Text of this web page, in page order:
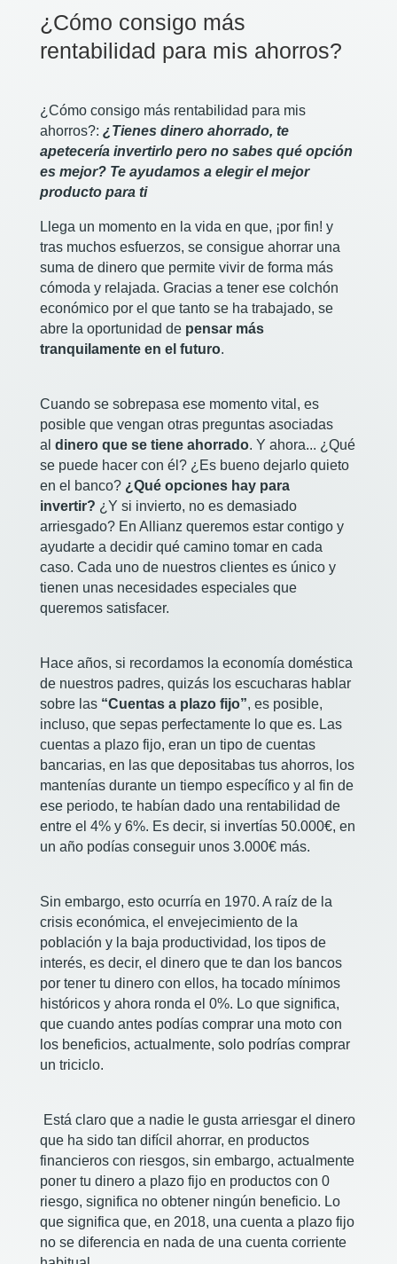
¿Cómo consigo más
rentabilidad para mis ahorros?
¿Cómo consigo más rentabilidad para mis
ahorros?: ¿Tienes dinero ahorrado, te
apetecería invertirlo pero no sabes qué opción
es mejor? Te ayudamos a elegir el mejor
producto para ti
Llega un momento en la vida en que, ¡por fin! y
tras muchos esfuerzos, se consigue ahorrar una
suma de dinero que permite vivir de forma más
cómoda y relajada. Gracias a tener ese colchón
económico por el que tanto se ha trabajado, se
abre la oportunidad de pensar más
tranquilamente en el futuro.
Cuando se sobrepasa ese momento vital, es
posible que vengan otras preguntas asociadas
al dinero que se tiene ahorrado. Y ahora... ¿Qué
se puede hacer con él? ¿Es bueno dejarlo quieto
en el banco? ¿Qué opciones hay para
invertir? ¿Y si invierto, no es demasiado
arriesgado? En Allianz queremos estar contigo y
ayudarte a decidir qué camino tomar en cada
caso. Cada uno de nuestros clientes es único y
tienen unas necesidades especiales que
queremos satisfacer.
Hace años, si recordamos la economía doméstica
de nuestros padres, quizás los escucharas hablar
sobre las “Cuentas a plazo fijo”, es posible,
incluso, que sepas perfectamente lo que es. Las
cuentas a plazo fijo, eran un tipo de cuentas
bancarias, en las que depositabas tus ahorros, los
mantenías durante un tiempo específico y al fin de
ese periodo, te habían dado una rentabilidad de
entre el 4% y 6%. Es decir, si invertías 50.000€, en
un año podías conseguir unos 3.000€ más.
Sin embargo, esto ocurría en 1970. A raíz de la
crisis económica, el envejecimiento de la
población y la baja productividad, los tipos de
interés, es decir, el dinero que te dan los bancos
por tener tu dinero con ellos, ha tocado mínimos
históricos y ahora ronda el 0%. Lo que significa,
que cuando antes podías comprar una moto con
los beneficios, actualmente, solo podrías comprar
un triciclo.
Está claro que a nadie le gusta arriesgar el dinero
que ha sido tan difícil ahorrar, en productos
financieros con riesgos, sin embargo, actualmente
poner tu dinero a plazo fijo en productos con 0
riesgo, significa no obtener ningún beneficio. Lo
que significa que, en 2018, una cuenta a plazo fijo
no se diferencia en nada de una cuenta corriente